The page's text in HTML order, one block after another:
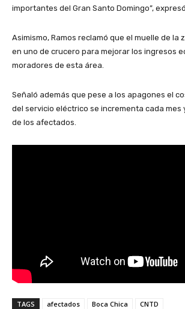
importantes del Gran Santo Domingo”,
Asimismo, Ramos reclamó que el muelle de la
en uno de crucero para mejorar los ingresos
moradores de esta área.
Señaló además que pese a los apagones el
del servicio eléctrico se incrementa cada mes
de los afectados.
TAGS afectados Boca Chica
CNTD